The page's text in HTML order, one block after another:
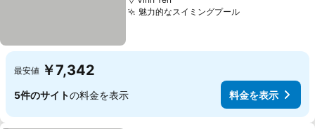
魅力的なスイミングプール料金を表示
最安値 ￥7,342
5件のサイトの料金を表示 料金を表示